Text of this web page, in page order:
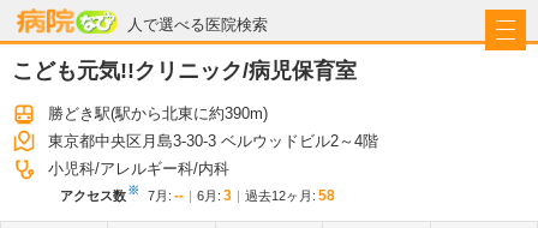
人で選べる医院検索
病院なび
こども元気!!クリニック/病児保育室
勝どき駅(駅から北東に約390m)
東京都中央区月島3-30-3 ベルウッドビル2～4階
小児科 アレルギー科 内科
アクセス数※ 7月 : -- 6月 : 3 過去12ヶ月: 58